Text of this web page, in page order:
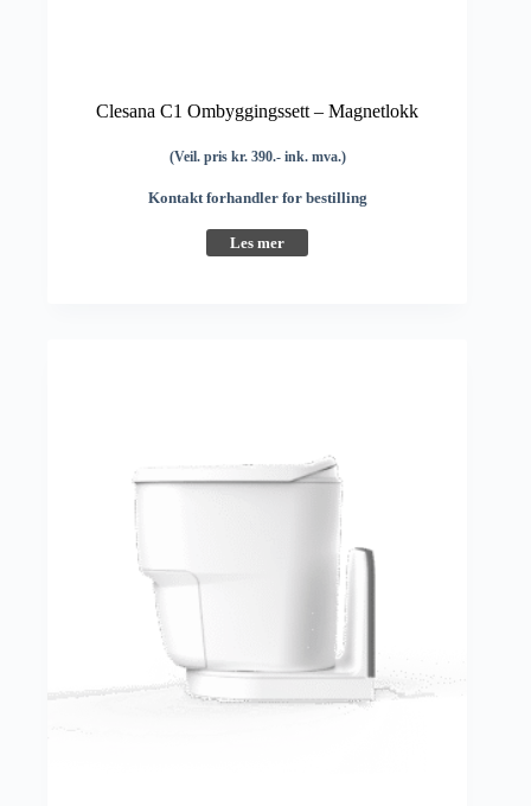
Clesana C1 Ombyggingssett – Magnetlokk
(Veil. pris kr. 390.- ink. mva.)
Kontakt forhandler for bestilling
Les mer